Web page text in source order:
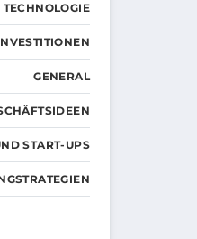
GENERAL
START-UPS